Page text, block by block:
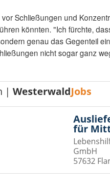
Schließungen und
könnten. "Ich fürchte,
genau das Gegenteil
nicht sogar ganz
|WesterwaldJobs
für
GmbH
57632